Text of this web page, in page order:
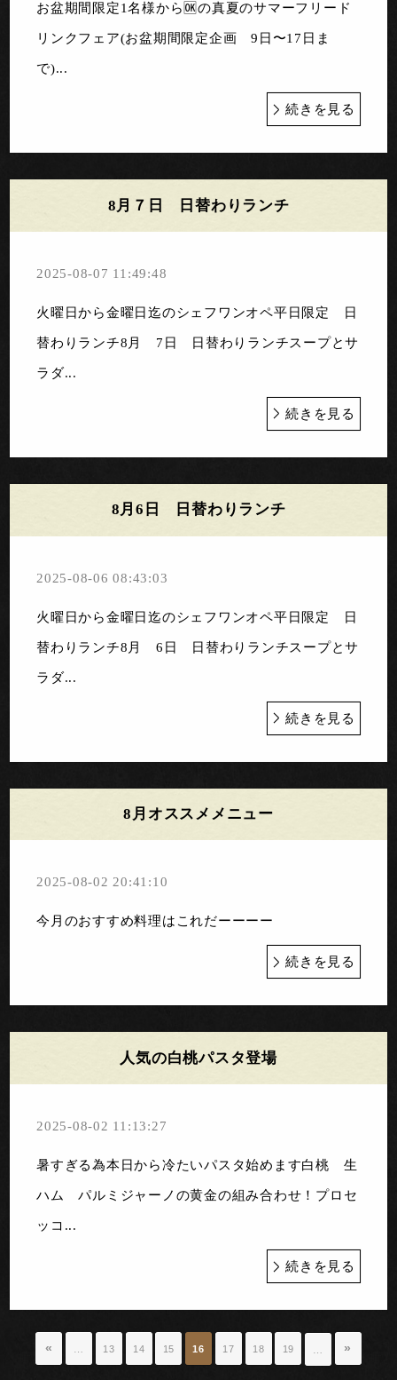
お盆期間限定1名様から🆗の真夏のサマーフリード
リンクフェア(お盆期間限定企画 9日〜17日ま
で)...
続きを見る
8月７日 日替わりランチ
2025-08-07 11:49:48
火曜日から金曜日迄のシェフワンオペ平日限定 日
替わりランチ8月 7日 日替わりランチスープとサ
ラダ...
続きを見る
8月6日 日替わりランチ
2025-08-06 08:43:03
火曜日から金曜日迄のシェフワンオペ平日限定 日
替わりランチ8月 6日 日替わりランチスープとサ
ラダ...
続きを見る
8月オススメメニュー
2025-08-02 20:41:10
今月のおすすめ料理はこれだーーーー
続きを見る
人気の白桃パスタ登場
2025-08-02 11:13:27
暑すぎる為本日から冷たいパスタ始めます白桃 生
ハム パルミジャーノの黄金の組み合わせ！プロセ
ッコ...
続きを見る
« 13 14 15 16 17 18 19 »